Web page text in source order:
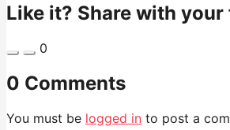
Like it? Share with
0
0 Comments
You must be logged in to post a